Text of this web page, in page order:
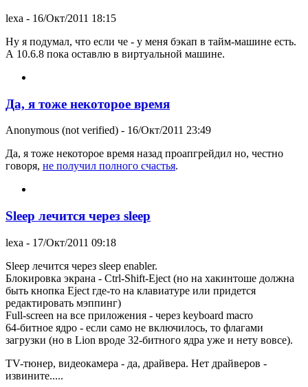
lexa - 16/Окт/2011 18:15
Ну я подумал, что если че - у меня бэкап в тайм-машине есть.
А 10.6.8 пока оставлю в виртуальной машине.
Да, я тоже некоторое время
Anonymous (not verified) - 16/Окт/2011 23:49
Да, я тоже некоторое время назад проапгрейдил но, честно
говоря, не получил полного счастья.
Sleep лечится через sleep
lexa - 17/Окт/2011 09:18
Sleep лечится через sleep enabler.
Блокировка экрана - Ctrl-Shift-Eject (но на хакинтоше должна
быть кнопка Eject где-то на клавиатуре или придется
редактировать мэппинг)
Full-screen на все приложения - через keyboard macro
64-битное ядро - если само не включилось, то флагами
загрузки (но в Lion вроде 32-битного ядра уже и нету вовсе).
TV-тюнер, видеокамера - да, драйвера. Нет драйверов -
извините.....